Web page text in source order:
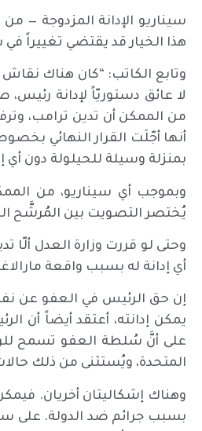
سيناريو الإدانة المزدوجة —
هذا الخيار قد يقتضي تغييراً في
وتابع الكاتب: “كان هناك
لا عائق دستوريّاً لإدانة رئيس،
من الممكن أن تدين ترامب،
أنها أجّلَت القرار النهائي
بمنزلة وسيلة للحيلولة دون أي
وبموجب أي سيناريو، من
يُختصر التصويت بين المُرشَّح
وحتى لو قررت وزارة العدل ألّا
أي إدانة له بسبب واقعة
إن حق الرئيس في العفو عن
على أنَّ سُلطة العفو تسمح
المتحدة، ويُستثنى من ذلك
وهناك إشكاليتان أخريان.
بسبب جرائم ضد الدولة. على